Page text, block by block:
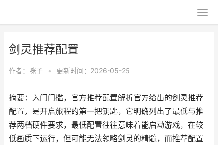
剑灵推荐配置
作者： 咪子 • 更新时间：2026-05-25
摘要：入门门槛，官方推荐配置解析官方给出的剑灵推荐
配置，是开启旅程的第一把钥匙，它明确列出了最低与推
荐两档硬件要求，最低配置往往意味着能启动游戏，在较
低画质下运行，但可能无法领略剑灵的精髓，而推荐配置